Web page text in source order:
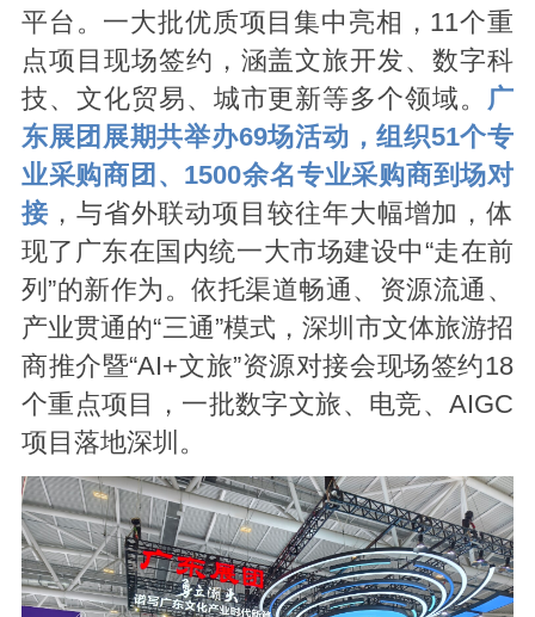
平台。一大批优质项目集中亮相，11个重
点项目现场签约，涵盖文旅开发、数字科
技、文化贸易、城市更新等多个领域。 广
东展团展期共举办69场活动，组织51个专
业采购商团、1500余名专业采购商到场对
接 ，与省外联动项目较往年大幅增加，体
现了广东在国内统一大市场建设中“走在前
列”的新作为。依托渠道畅通、资源流通、
产业贯通的“三通”模式，深圳市文体旅游招
商推介暨“AI+文旅”资源对接会现场签约18
个重点项目，一批数字文旅、电竞、AIGC
项目落地深圳。